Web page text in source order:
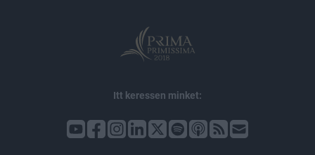
Itt keressen minket: